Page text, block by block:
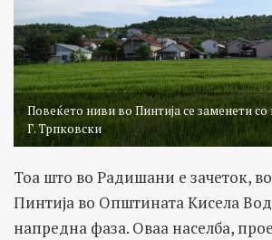
Повеќето ниви во Пинтија се заменети
Г. Трпковски
Тоа што во Радишани е зачеток,
Пинтија во Општината Кисела
напредна фаза. Оваа населба,